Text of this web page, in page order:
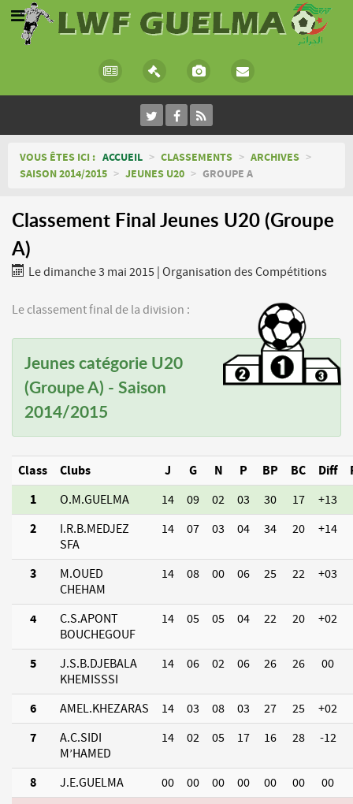
VOUS ÊTES ICI : ACCUEIL > CLASSEMENTS > ARCHIVES >
SAISON 2014/2015 > JEUNES U20 > GROUPE A
Classement Final Jeunes U20 (Groupe
A)
Le dimanche 3 mai 2015 Organisation des Compétitions
Le classement final de la division :
Jeunes catégorie U20
(Groupe A) - Saison
2014/2015
Class Clubs J G N P BP BC Diff
1 O.M.GUELMA 14 09 02 03 30 17 +13
2
I.R.B.MEDJEZ
SFA
14 07 03 04 34 20 +14
3
M.OUED
CHEHAM
14 08 00 06 25 22 +03
4
C.S.APONT
BOUCHEGOUF
14 05 05 04 22 20 +02
5
J.S.B.DJEBALA
KHEMISSSI
14 06 02 06 26 26 00
6 AMEL.KHEZARAS 14 03 08 03 27 25 +02
7
A.C.SIDI
M’HAMED
14 02 05 17 16 28 -12
8 J.E.GUELMA 00 00 00 00 00 00 00